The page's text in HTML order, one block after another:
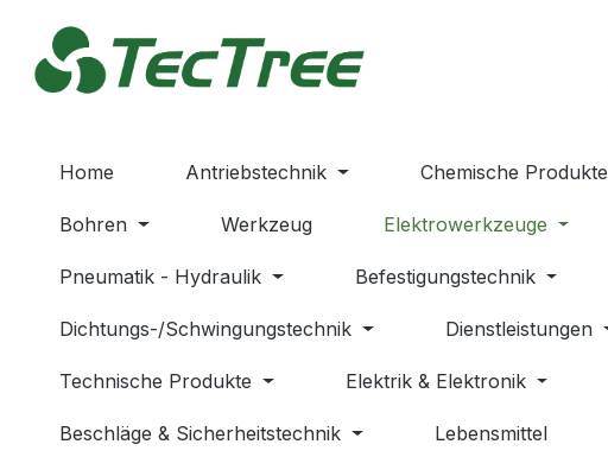
Hauptinhalt springen
Zur Suche springen
Zur Hauptnavigation springen
Home Antriebstechnik Chemische Produkte
Bohren Werkzeug Elektrowerkzeuge
Pneumatik - Hydraulik Befestigungstechnik
Dichtungs-/Schwingungstechnik Dienstleistungen
Technische Produkte Elektrik & Elektronik
Beschläge & Sicherheitstechnik Lebensmittel